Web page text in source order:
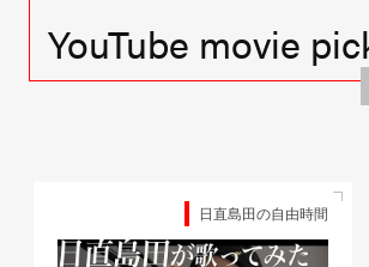
YouTube movie
日直島田の自由時間